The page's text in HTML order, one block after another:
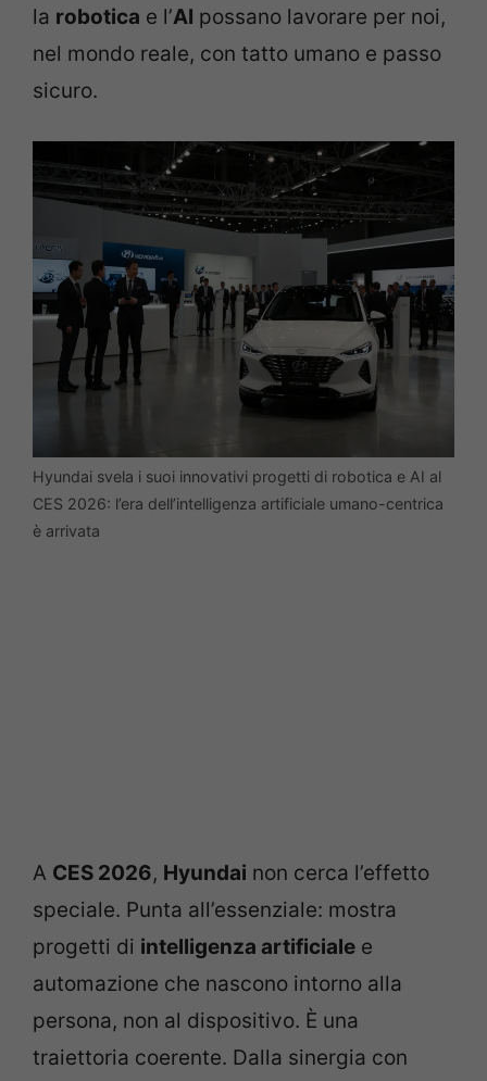
la robotica e l’AI possano lavorare per noi,
nel mondo reale, con tatto umano e passo
sicuro.
Hyundai svela i suoi innovativi progetti di robotica e AI al
CES 2026: l’era dell’intelligenza artificiale umano-centrica
è arrivata
A CES 2026, Hyundai non cerca l’effetto
speciale. Punta all’essenziale: mostra
progetti di intelligenza artificiale e
automazione che nascono intorno alla
persona, non al dispositivo. È una
traiettoria coerente. Dalla sinergia con